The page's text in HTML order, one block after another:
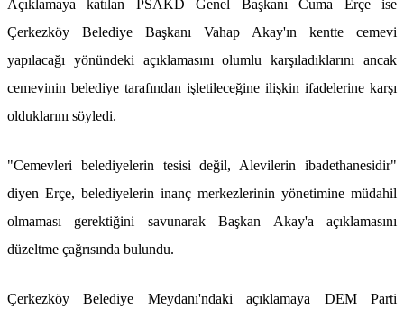
Açıklamaya katılan PSAKD Genel Başkanı Cuma Erçe ise
Çerkezköy Belediye Başkanı Vahap Akay'ın kentte cemevi
yapılacağı yönündeki açıklamasını olumlu karşıladıklarını ancak
cemevinin belediye tarafından işletileceğine ilişkin ifadelerine karşı
olduklarını söyledi.
"Cemevleri belediyelerin tesisi değil, Alevilerin ibadethanesidir"
diyen Erçe, belediyelerin inanç merkezlerinin yönetimine müdahil
olmaması gerektiğini savunarak Başkan Akay'a açıklamasını
düzeltme çağrısında bulundu.
Çerkezköy Belediye Meydanı'ndaki açıklamaya DEM Parti